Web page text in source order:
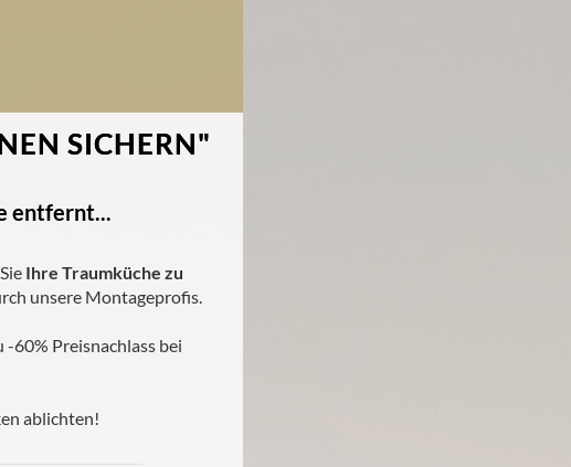
SICHERN"
entfernt...
Ihre Traumküche zu
unsere Montageprofis.
60% Preisnachlass bei
ablichten!